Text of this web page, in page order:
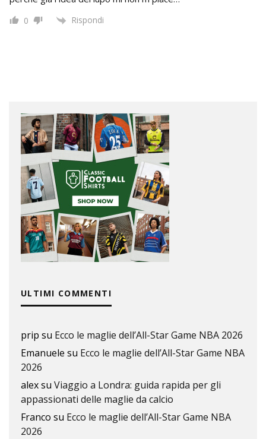
0 Rispondi
ULTIMI COMMENTI
prip su Ecco le maglie dell’All-Star Game NBA 2026
Emanuele su Ecco le maglie dell’All-Star Game NBA
2026
alexsu Viaggio a Londra: guida rapida per gli
appassionati delle maglie da calcio
Franco su Ecco le maglie dell’All-Star Game NBA
2026